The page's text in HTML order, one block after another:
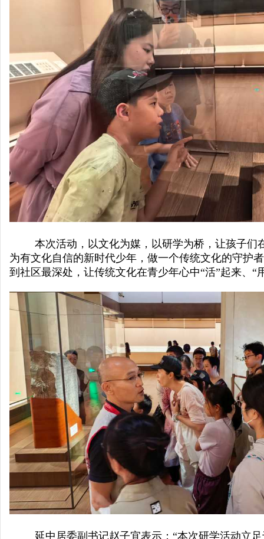
本次活动，以文化为媒，以研学为桥，让孩子
为有文化自信的新时代少年，做一个传统文化的守护
到社区最深处，让传统文化在青少年心中“活”起来、“
延中居委副书记赵子宜表示：“本次研学活动立